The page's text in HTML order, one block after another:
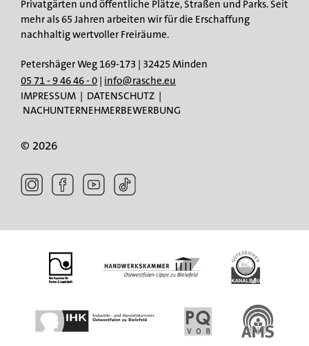
Privatgärten und öffentliche Plätze, Straßen und Parks. Seit
mehr als 65 Jahren arbeiten wir für die Erschaffung
nachhaltig wertvoller Freiräume.
Petershäger Weg 169-173 | 32425 Minden
05 71 - 9 46 46 - 0 | info@rasche.eu
IMPRESSUM | DATENSCHUTZ |
NACHUNTERNEHMERBEWERBUNG
© 2026